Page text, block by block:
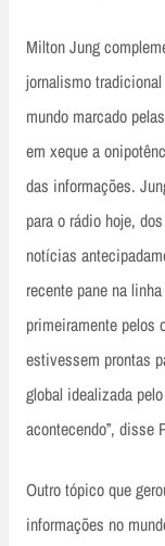
Milton Jung
jornalismo
mundo marcado
em xeque a
das informações.
para o rádio hoje,
notícias
recente pane na
primeiramente pelos
estivessem prontas
global idealizada
acontecendo”, disse
Outro tópico que
informações no